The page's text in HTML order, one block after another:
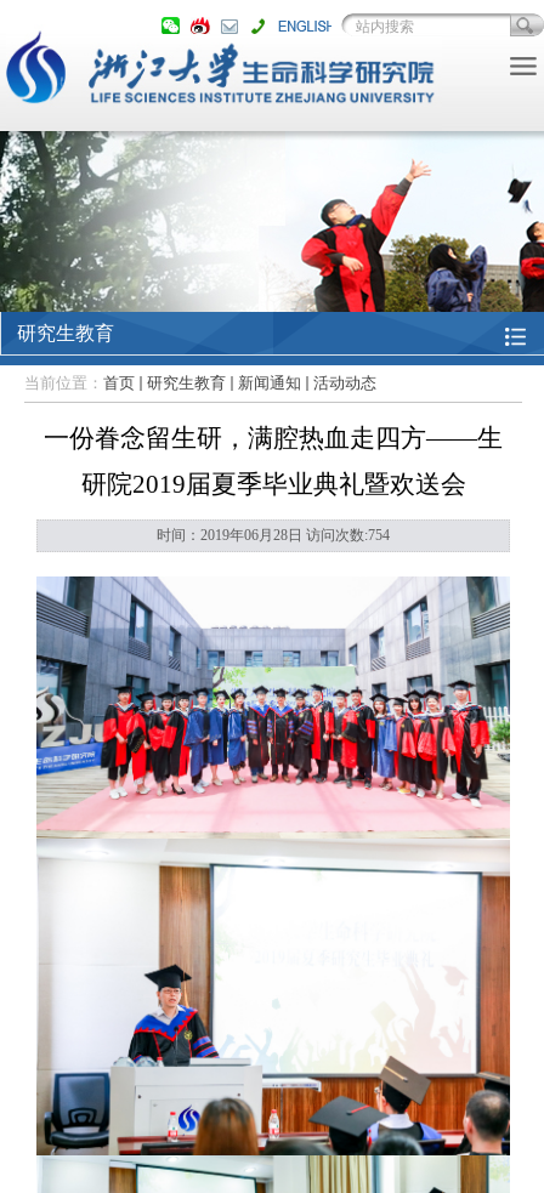
研究生教育
当前位置： 首页 研究生教育 新闻通知 活动动态
一份眷念留生研，满腔热血走四方——生
研院2019届夏季毕业典礼暨欢送会
时间：2019年06月28日 访问次数:754